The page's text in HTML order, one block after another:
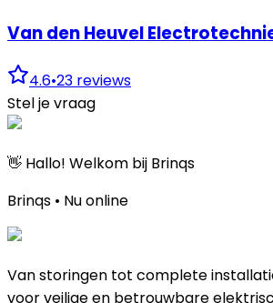
Van den Heuvel
4.6•23 reviews
Stel je vraag
👋 Hallo! Welkom bij Brinqs
Brinqs • Nu online
Van storingen tot complete
voor veilige en betrouwbare